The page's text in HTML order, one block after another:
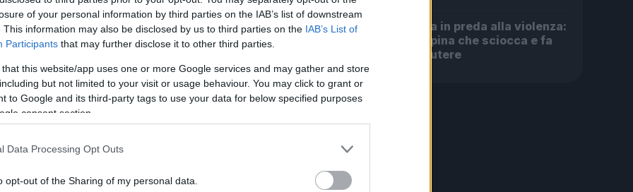
of your personal information by third parties on the IAB’s list of downstream
This information may also be disclosed by us to third parties on the IAB’s List of
Participants that may further disclose it to other third parties.
that this website/app uses one or more Google services and may gather and store
but not limited to your visit or usage behaviour. You may click to grant or
to Google and its third-party tags to use your data for below specified purposes
consent section.
Data Processing Opt Outs
opt-out of the Sharing of my personal data.
per sanzionare le violazioni della velocità ai
Roma in preda alla violenza:
la rapina che sciocca e fa
discutere